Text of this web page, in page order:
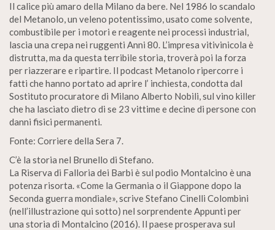
Il calice più amaro della Milano da bere. Nel 1986 lo scandalo
del Metanolo, un veleno potentissimo, usato come solvente,
combustibile per i motori e reagente nei processi industrial,
lascia una crepa nei ruggenti Anni 80. L’impresa vitivinicola è
distrutta, ma da questa terribile storia, troverà poi la forza
per riazzerare e ripartire. Il podcast Metanolo ripercorre i
fatti che hanno portato ad aprire l’ inchiesta, condotta dal
Sostituto procuratore di Milano Alberto Nobili, sul vino killer
che ha lasciato dietro di se 23 vittime e decine di persone con
danni fisici permanenti.
Fonte: Corriere della Sera 7.
C’è la storia nel Brunello di Stefano.
La Riserva di Falloria dei Barbi è sul podio Montalcino è una
potenza risorta. «Come la Germania o il Giappone dopo la
Seconda guerra mondiale», scrive Stefano Cinelli Colombini
(nell’illustrazione qui sotto) nel sorprendente Appunti per
una storia di Montalcino (2016). Il paese prosperava sul